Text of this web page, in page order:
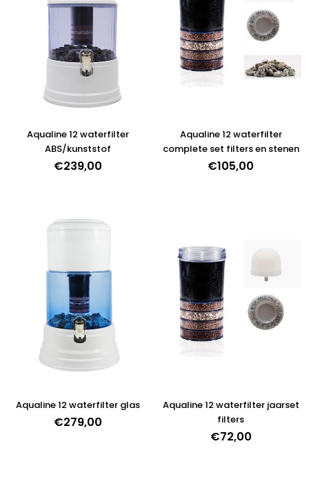
Aqualine 12 waterfilter
ABS/kunststof
€239,00
Aqualine 12 waterfilter
complete set filters en stenen
€105,00
Aqualine 12 waterfilter glas
€279,00
Aqualine 12 waterfilter jaarset
filters
€72,00